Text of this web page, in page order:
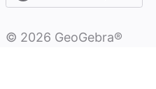
© 2026 GeoGebra®